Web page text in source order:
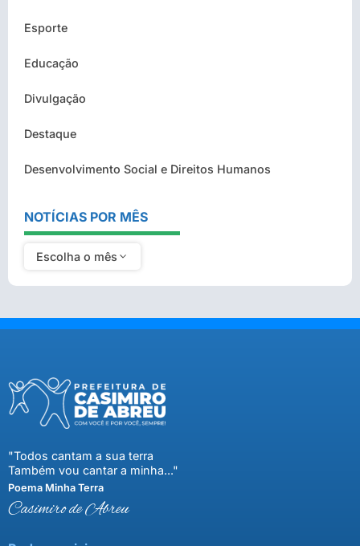
Esporte
Educação
Divulgação
Destaque
Desenvolvimento Social e Direitos Humanos
NOTÍCIAS POR MÊS
Escolha o mês
"Todos cantam a sua terra
Também vou cantar a minha..."
Poema Minha Terra
Casimiro de Abreu